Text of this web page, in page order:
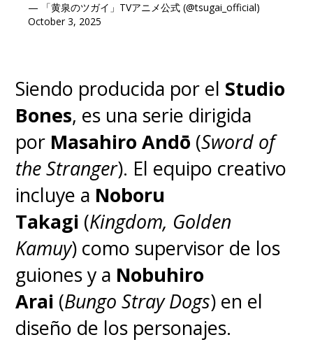
— 「黄泉のツガイ」TVアニメ公式 (@tsugai_official)
October 3, 2025
Siendo producida por el Studio
Bones, es una serie dirigida
por Masahiro Andō (Sword of
the Stranger). El equipo creativo
incluye a Noboru
Takagi (Kingdom, Golden
Kamuy) como supervisor de los
guiones y a Nobuhiro
Arai (Bungo Stray Dogs) en el
diseño de los personajes.